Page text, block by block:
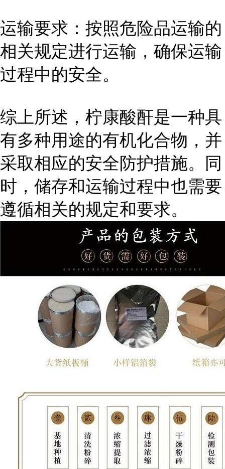
运输要求：按照危险品运输的
相关规定进行运输，确保运输
过程中的安全。
综上所述，柠康酸酐是一种具
有多种用途的有机化合物，并
采取相应的安全防护措施。同
时，储存和运输过程中也需要
遵循相关的规定和要求。